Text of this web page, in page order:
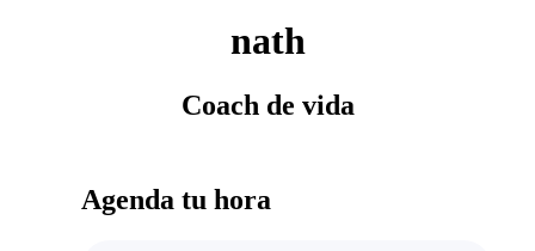
nath
Coach de vida
Agenda tu hora